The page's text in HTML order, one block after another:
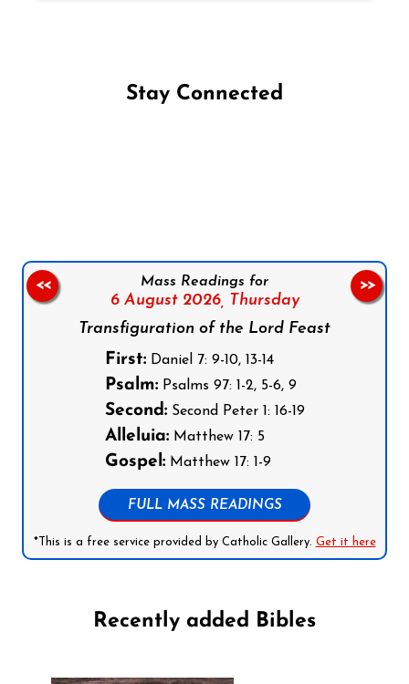
Stay Connected
Mass Readings for
6 August 2026, Thursday
Transfiguration of the Lord Feast
First:Daniel 7: 9-10, 13-14
Psalm:Psalms 97: 1-2, 5-6, 9
Second:Second Peter 1: 16-19
Alleluia:Matthew 17: 5
Gospel:Matthew 17: 1-9
FULL MASS READINGS
*This is a free service provided by Catholic Gallery. Get it here
<< >>
Recently added Bibles